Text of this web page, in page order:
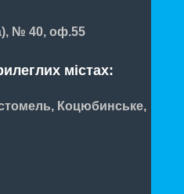
№ 40, оф.55
містах:
Коцюбинське,